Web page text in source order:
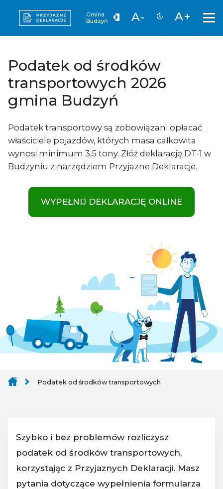
Gmina
Budzyń
A- A+
Podatek od środków
transportowych 2026
gmina Budzyń
Podatek transportowy są zobowiązani opłacać
właściciele pojazdów, których masa całkowita
wynosi minimum 3,5 tony. Złóż deklarację DT-1 w
Budzyniu z narzędziem Przyjazne Deklaracje.
WYPEŁNIJ DEKLARACJĘ ONLINE
Podatek od środków transportowych
Szybko i bez problemów rozliczysz
podatek od środków transportowych,
korzystając z Przyjaznych Deklaracji. Masz
pytania dotyczące wypełnienia formularza